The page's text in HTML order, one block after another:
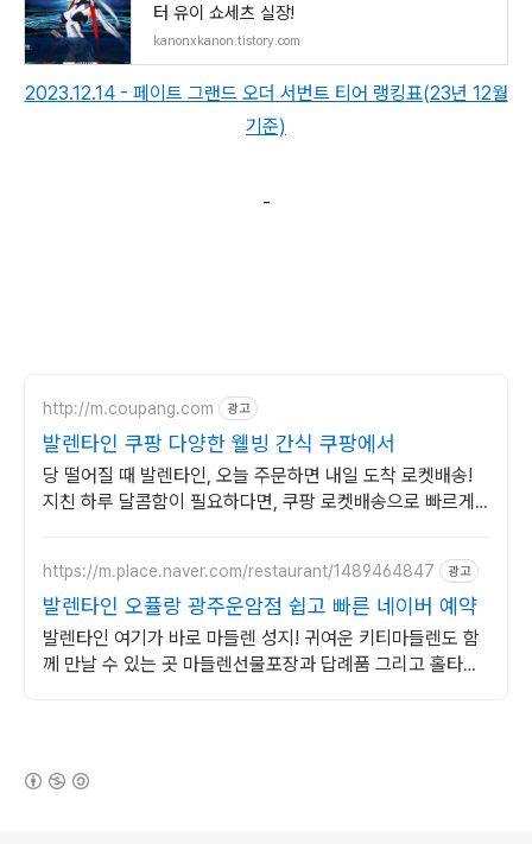
터 유이 쇼세츠 실장!
kanonxkanon.tistory.com
2023.12.14 - 페이트 그랜드 오더 서번트 티어 랭킹표(23년 12월
기준)
-
http://m.coupang.com 광고
발렌타인 쿠팡 다양한 웰빙 간식 쿠팡에서
당 떨어질 때 발렌타인, 오늘 주문하면 내일 도착 로켓배송!
지친 하루 달콤함이 필요하다면, 쿠팡 로켓배송으로 빠르게
https://m.place.naver.com/restaurant/1489464847 광고
발렌타인 오퓰랑 광주운암점 쉽고 빠른 네이버 예약
발렌타인 여기가 바로 마들렌 성지! 귀여운 키티마들렌도 함
께 만날 수 있는 곳 마들렌선물포장과 답례품 그리고 홀타르